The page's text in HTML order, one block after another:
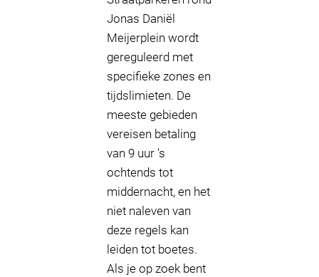
Jonas Daniël
Meijerplein wordt
gereguleerd met
specifieke zones en
tijdslimieten. De
meeste gebieden
vereisen betaling
van 9 uur 's
ochtends tot
middernacht, en het
niet naleven van
deze regels kan
leiden tot boetes.
Als je op zoek bent